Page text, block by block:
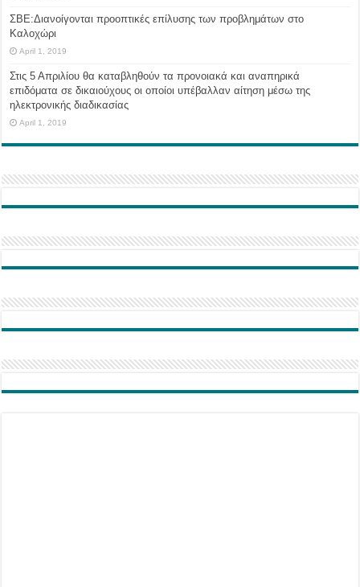
ΣΒΕ:Διανοίγονται προοπτικές επίλυσης των προβλημάτων στο
Καλοχώρι
April 1, 2019
Στις 5 Απριλίου θα καταβληθούν τα προνοιακά και αναπηρικά
επιδόματα σε δικαιούχους οι οποίοι υπέβαλλαν αίτηση μέσω της
ηλεκτρονικής διαδικασίας
April 1, 2019